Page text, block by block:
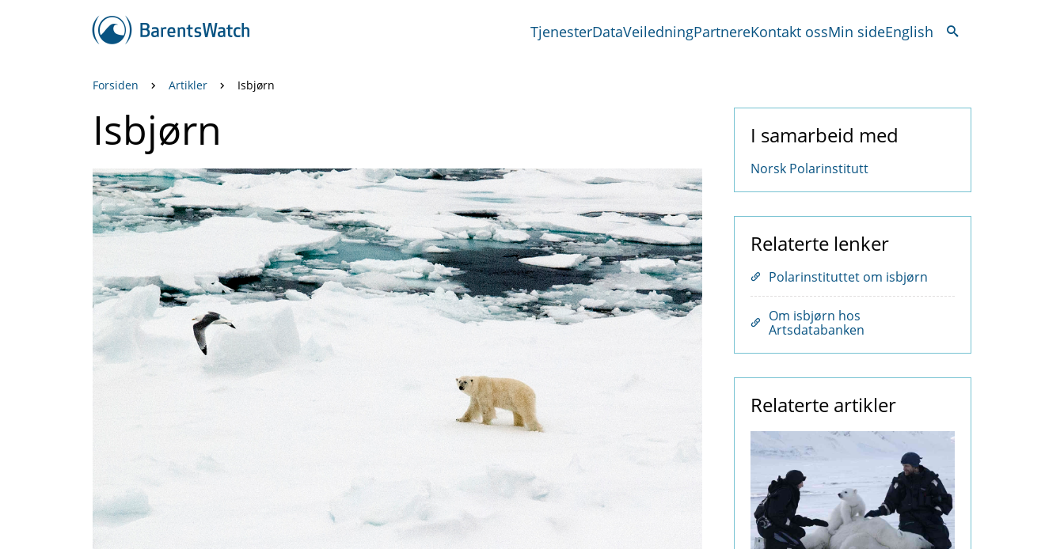
TjenesterDataVeiledningPartnereKontakt ossMin sideEnglish
Forsiden Artikler Isbjørn
Isbjørn I samarbeid med
Norsk Polarinstitutt
Relaterte lenker
Polarinstituttet om isbjørn
Om isbjørn hos
Artsdatabanken
Relaterte artikler